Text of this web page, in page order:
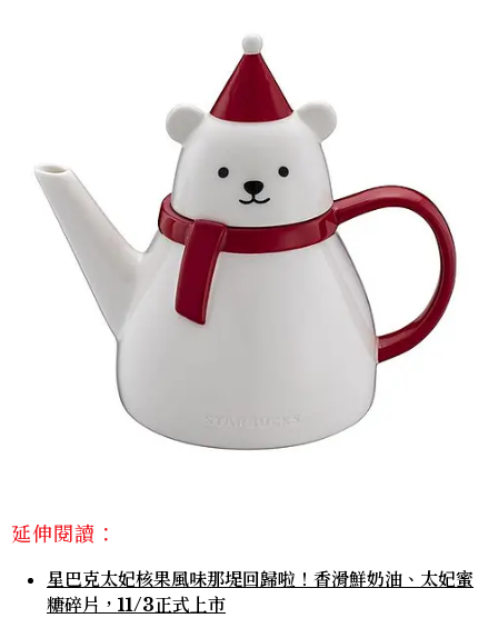
延伸閱讀：
星巴克太妃核果風味那堤回歸啦！香滑鮮奶油、太妃蜜
糖碎片，11/3正式上市